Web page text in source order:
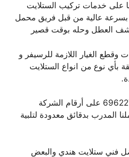
على خدمات تركيب الستلايت
بسرعة عالية من قبل فريق محمل
العطل وحله بوقت قصير
وقطع الغيار اللازمة للرسيفر و
بأي نوع من انواع الستلايت
فقط تواصل معنا 69622724 على أرقام الشركة
المدرب بدقائق معدودة لتلبية
فني ستلايت هندي والبعض